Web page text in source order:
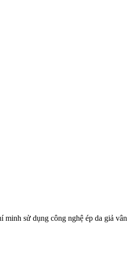
minh sử dụng công nghệ ép da giả vân